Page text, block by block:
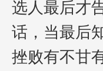
选人最后才
话，当最后
挫败有不甘